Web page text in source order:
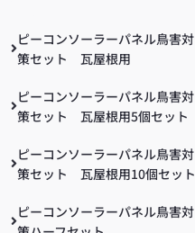
ピーコンソーラーパネル鳥害対
策セット 瓦屋根用
ピーコンソーラーパネル鳥害対
策セット 瓦屋根用5個セット
ピーコンソーラーパネル鳥害対
策セット 瓦屋根用10個セット
ピーコンソーラーパネル鳥害対